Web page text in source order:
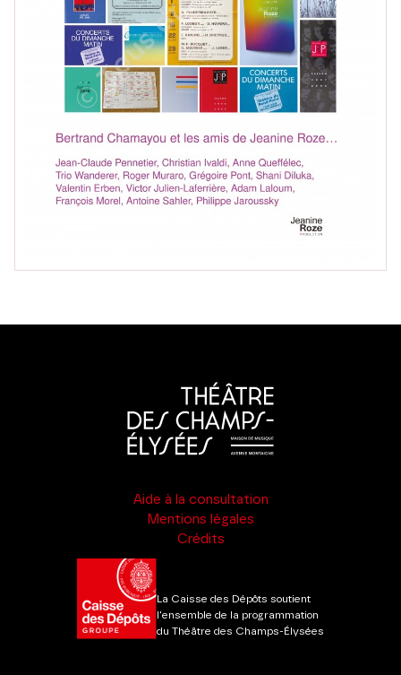
Aide à la consultation
Mentions légales
Crédits
La Caisse des Dépôts soutient
l'ensemble de la programmation
du Théâtre des Champs-Élysées